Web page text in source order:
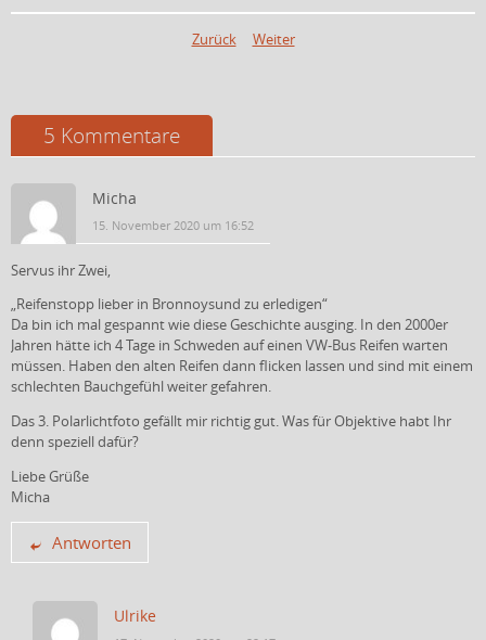
Zurück Weiter
5 Kommentare
Micha
15. November 2020 um 16:52
Servus ihr Zwei,
„Reifenstopp lieber in Bronnoysund zu erledigen“
Da bin ich mal gespannt wie diese Geschichte ausging. In den 2000er
Jahren hätte ich 4 Tage in Schweden auf einen VW-Bus Reifen warten
müssen. Haben den alten Reifen dann flicken lassen und sind mit einem
schlechten Bauchgefühl weiter gefahren.
Das 3. Polarlichtfoto gefällt mir richtig gut. Was für Objektive habt Ihr
denn speziell dafür?
Liebe Grüße
Micha
Antworten
Ulrike